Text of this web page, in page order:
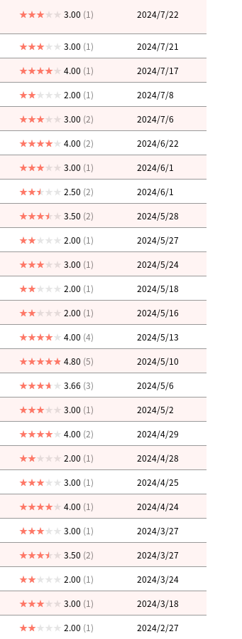
3.00 (1) 2024/7/22
3.00 (1)
2024/7/21
4.00 (1)
2024/7/17
2.00 (1)
2024/7/8
3.00 (2)
2024/7/6
4.00 (2)
2024/6/22
3.00 (1)
2024/6/1
2.50 (2)
2024/6/1
3.50 (2)
2024/5/28
2.00 (1)
2024/5/27
3.00 (1)
2024/5/24
2.00 (1)
2024/5/18
2.00 (1)
2024/5/16
4.00 (4)
2024/5/13
4.80 (5)
2024/5/10
3.66 (3)
2024/5/6
3.00 (1)
2024/5/2
4.00 (2)
2024/4/29
2.00 (1)
2024/4/28
3.00 (1)
2024/4/25
4.00 (1)
2024/4/24
3.00 (1)
2024/3/27
3.50 (2)
2024/3/27
2.00 (1)
2024/3/24
3.00 (1)
2024/3/18
2.00 (1) 2024/2/27